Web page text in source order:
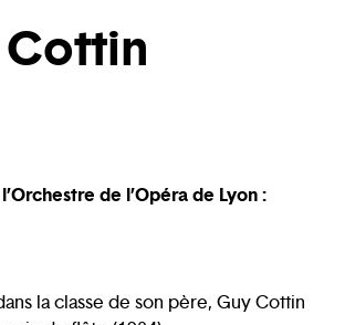
de l’Opéra de Lyon :
la classe de son père, Guy Cottin